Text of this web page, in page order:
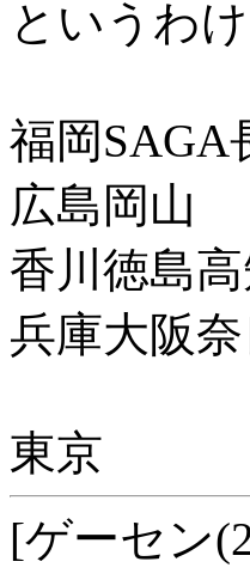
というわ
福岡SAGA
広島岡山
香川徳島
兵庫大阪
東京
[ゲーセン